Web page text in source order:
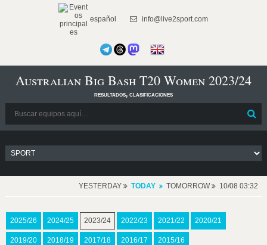
español info@live2sport.com
Australian Big Bash T20 Women 2023/24
resultados, clasificaciones
YESTERDAY TODAY TOMORROW 10/08 03:32
2025/26 2024/25 2023/24 2022/23 2021/22 2020/21
2019/20 2018/19 2017/18 2016/17 2015/16